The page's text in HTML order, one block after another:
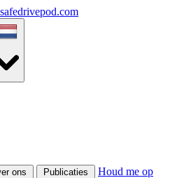
ons Publicaties Houd me op